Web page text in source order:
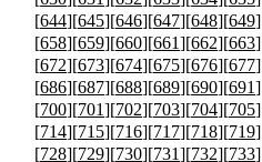
[644][645][646][647][648][649
[658][659][660][661][662][663
[672][673][674][675][676][677
[686][687][688][689][690][691
[700][701][702][703][704][705
[714][715][716][717][718][719
[728][729][730][731][732][733